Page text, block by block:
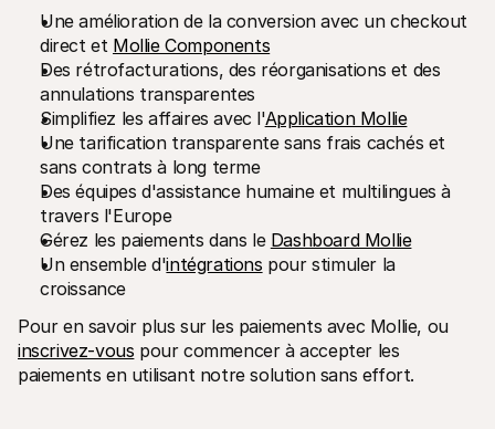
Une amélioration de la conversion avec un checkout
direct et Mollie Components
Des rétrofacturations, des réorganisations et des
annulations transparentes
Simplifiez les affaires avec l'Application Mollie
Une tarification transparente sans frais cachés et
sans contrats à long terme
Des équipes d'assistance humaine et multilingues à
travers l'Europe
Gérez les paiements dans le Dashboard Mollie
Un ensemble d'intégrations pour stimuler la
croissance
Pour en savoir plus sur les paiements avec Mollie, ou
inscrivez-vous pour commencer à accepter les
paiements en utilisant notre solution sans effort.